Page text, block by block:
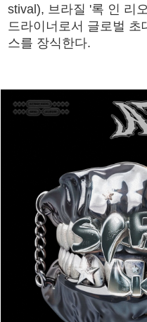
stival), 브라질 '록 인 리
드라이너로서 글로벌
스를 장식한다.